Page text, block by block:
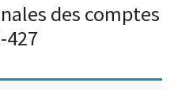
des comptes
427